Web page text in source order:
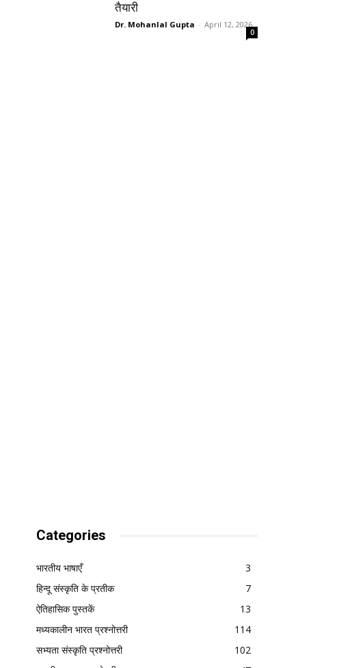
तैयारी
Dr. Mohanlal Gupta - April 12, 2026
0
Categories
भारतीय भाषाएँ
3
हिन्दू संस्कृति के प्रतीक
7
ऐतिहासिक पुस्तकें
13
मध्यकालीन भारत प्रश्नोत्तरी
114
सभ्यता संस्कृति प्रश्नोत्तरी
102